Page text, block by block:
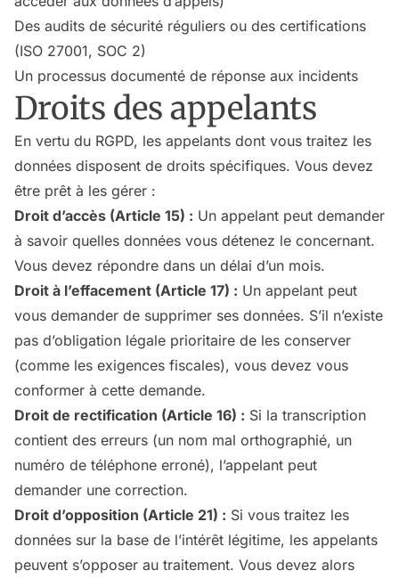
Des audits de sécurité réguliers ou des certifications
(ISO 27001, SOC 2)
Un processus documenté de réponse aux incidents
Droits des appelants
En vertu du RGPD, les appelants dont vous traitez les
données disposent de droits spécifiques. Vous devez
être prêt à les gérer :
Droit d’accès (Article 15) : Un appelant peut demander
à savoir quelles données vous détenez le concernant.
Vous devez répondre dans un délai d’un mois.
Droit à l’effacement (Article 17) : Un appelant peut
vous demander de supprimer ses données. S’il n’existe
pas d’obligation légale prioritaire de les conserver
(comme les exigences fiscales), vous devez vous
conformer à cette demande.
Droit de rectification (Article 16) : Si la transcription
contient des erreurs (un nom mal orthographié, un
numéro de téléphone erroné), l’appelant peut
demander une correction.
Droit d’opposition (Article 21) : Si vous traitez les
données sur la base de l’intérêt légitime, les appelants
peuvent s’opposer au traitement. Vous devez alors